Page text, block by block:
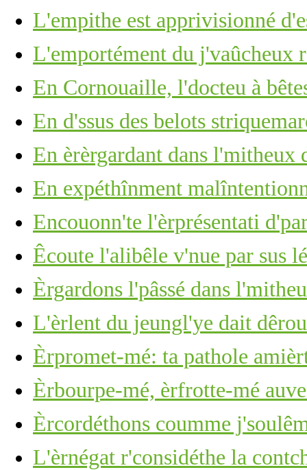
L'empithe est apprivisionné
L'emportément du j'vaûcheux
En Cornouaille, l'docteu à
En d'ssus des belots
En èrèrgardant dans l'mitheux
En expéthînment
Encouonn'te l'èrprésentati
Êcoute l'alibêle v'nue par sus
Èrgardons l'pâssé dans
L'èrlent du jeungl'ye dait
Èrpromet-mé: ta pathole
Èrbourpe-mé, èrfrotte-mé
Èrcordéthons coumme
L'èrnégat r'considéthe la